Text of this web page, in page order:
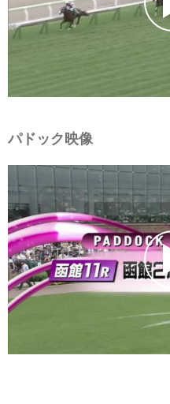
パドック映像